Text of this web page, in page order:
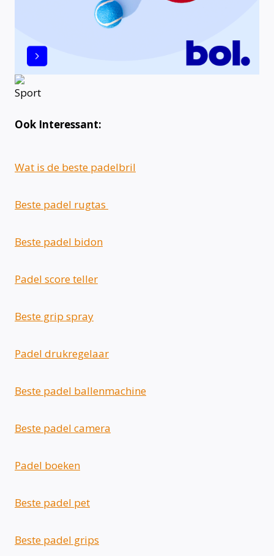
Ook Interessant:
Wat is de beste padelbril
Beste padel rugtas
Beste padel bidon
Padel score teller
Beste grip spray
Padel drukregelaar
Beste padel ballenmachine
Beste padel camera
Padel boeken
Beste padel pet
Beste padel grips